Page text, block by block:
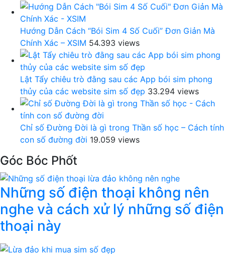
Hướng Dẫn Cách “Bói Sim 4 Số Cuối” Đơn Giản Mà
Chính Xác – XSIM 54.393 views
Lật Tẩy chiêu trò đằng sau các App bói sim phong
thủy của các website sim số đẹp 33.294 views
Chỉ số Đường Đời là gì trong Thần số học – Cách tính
con số đường đời 19.059 views
Góc Bóc Phốt
Những số điện thoại không nên
nghe và cách xử lý những số điện
thoại này